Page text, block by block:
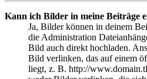
Kann ich Bilder in meine Beiträge
Ja, Bilder können in deinem
die Administration
Bild auch direkt hochladen.
Bild verlinken, das auf einem
liegt, z. B. http://